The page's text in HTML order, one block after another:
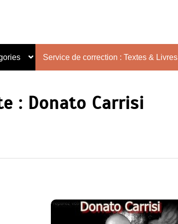
Service de correction : Textes & Livres
: Donato Carrisi